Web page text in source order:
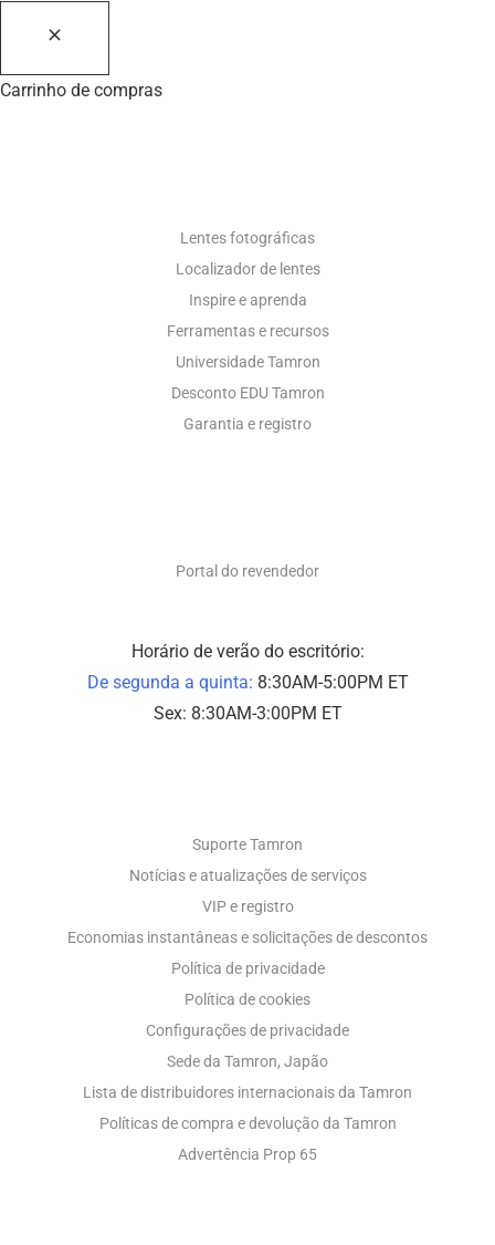
Carrinho de compras
Lentes fotográficas
Localizador de lentes
Inspire e aprenda
Ferramentas e recursos
Universidade Tamron
Desconto EDU Tamron
Garantia e registro
Portal do revendedor
Horário de verão do escritório:
De segunda a quinta: 8:30AM-5:00PM ET
Sex: 8:30AM-3:00PM ET
Suporte Tamron
Notícias e atualizações de serviços
VIP e registro
Economias instantâneas e solicitações de descontos
Política de privacidade
Política de cookies
Configurações de privacidade
Sede da Tamron, Japão
Lista de distribuidores internacionais da Tamron
Políticas de compra e devolução da Tamron
Advertência Prop 65